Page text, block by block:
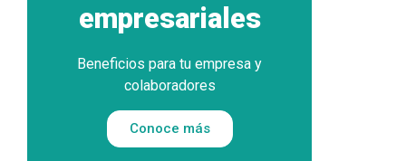
empresariales
Beneficios para tu empresa y
colaboradores
Conoce más